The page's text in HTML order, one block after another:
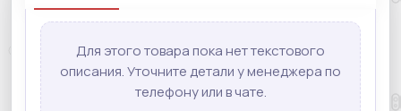
Для этого товара пока нет текстового
описания. Уточните детали у менеджера по
телефону или в чате.